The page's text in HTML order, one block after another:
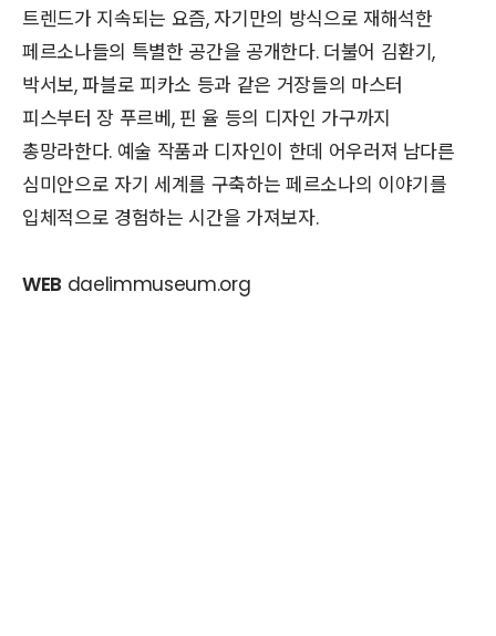
트렌드가 지속되는 요즘, 자기만의 방식으로 재해석한
페르소나들의 특별한 공간을 공개한다. 더불어 김환기,
박서보, 파블로 피카소 등과 같은 거장들의 마스터
피스부터 장 푸르베, 핀 율 등의 디자인 가구까지
총망라한다. 예술 작품과 디자인이 한데 어우러져 남다른
심미안으로 자기 세계를 구축하는 페르소나의 이야기를
입체적으로 경험하는 시간을 가져보자.
WEB daelimmuseum.org